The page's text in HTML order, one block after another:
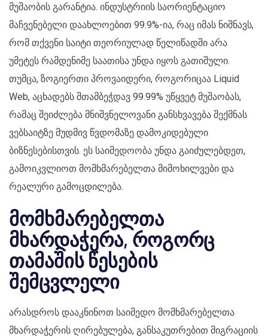
მუშაობის გარანტია. ინდუსტრიის საორიენტაციო
მაჩვენებელი დაახლოებით 99.9%-ია, რაც იმას ნიშნავს,
რომ თქვენი საიტი თეორიულად წელიწადში არა
უმეტეს რამდენიმე საათისა უნდა იყოს გათიშული.
თუმცა, ზოგიერთი პროვაიდერი, როგორიცაა Liquid
Web, აცხადებს შთამბეჭდავ 99.99% უწყვეტ მუშაობას,
რამაც შეიძლება მნიშვნელოვანი განსხვავება შექმნას
ვებსაიტზე მუდმივ წვდომაზე დამოკიდებული
ბიზნესებისთვის. ეს საიმედოობა უნდა გაიძულებდეთ,
გამოიკვლიოთ მომხმარებელთა მიმოხილვები და
რეალური გამოცდილება.
მომხმარებელთა
მხარდაჭერა, როგორც
თამაშის წესების
შემცვლელი
არასდროს დააკნინოთ საიმედო მომხმარებელთა
მხარდაჭერის ღირებულება, განსაკუთრებით მიგრაციის